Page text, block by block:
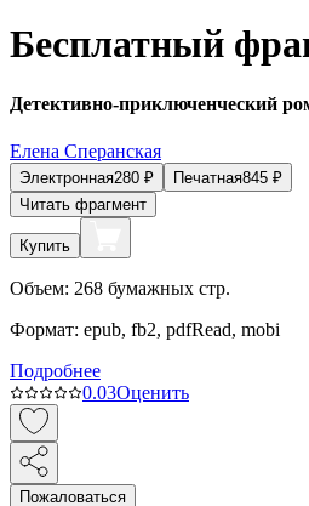
Бесплатный
Детективно-приключенческий
Елена Сперанская
Электронная280 ₽ Печатная845 ₽
Читать фрагмент
Купить
Объем: 268 бумажных стр.
Формат: epub, fb2, pdfRead, mobi
Подробнее
0.03Оценить
Пожаловаться